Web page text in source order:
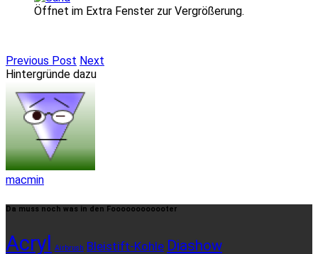
Öffnet im Extra Fenster zur Vergrößerung.
Previous Post Next
Hintergründe dazu
macmin
Da muss noch was in den Foooooooooooter
Acryl Airbrush Bleistift-Kohle Diashow